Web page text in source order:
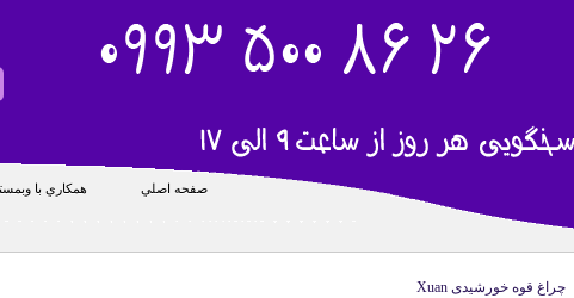
صفحه اصلي همکاري با
چراغ قوه خورشیدی Xuan